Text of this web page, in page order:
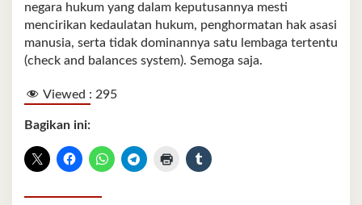
negara hukum yang dalam keputusannya mesti
mencirikan kedaulatan hukum, penghormatan hak asasi
manusia, serta tidak dominannya satu lembaga tertentu
(check and balances system). Semoga saja.
Viewed : 295
Bagikan ini: